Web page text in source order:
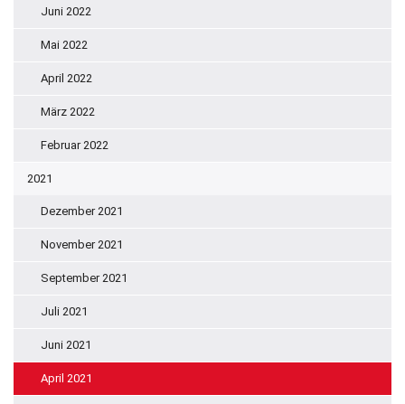
Juni 2022
Mai 2022
April 2022
März 2022
Februar 2022
2021
Dezember 2021
November 2021
September 2021
Juli 2021
Juni 2021
April 2021